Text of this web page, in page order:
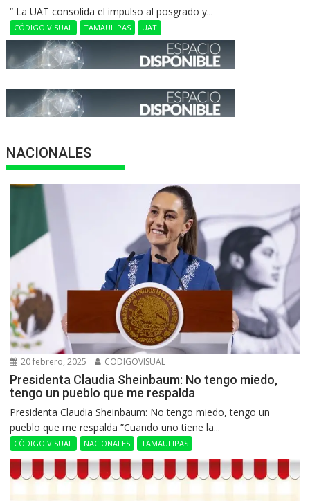
“ La UAT consolida el impulso al posgrado y...
CÓDIGO VISUAL TAMAULIPAS UAT
NACIONALES
20 febrero, 2025 CODIGOVISUAL
Presidenta Claudia Sheinbaum: No tengo miedo,
tengo un pueblo que me respalda
Presidenta Claudia Sheinbaum: No tengo miedo, tengo un
pueblo que me respalda ”Cuando uno tiene la...
CÓDIGO VISUAL NACIONALES TAMAULIPAS